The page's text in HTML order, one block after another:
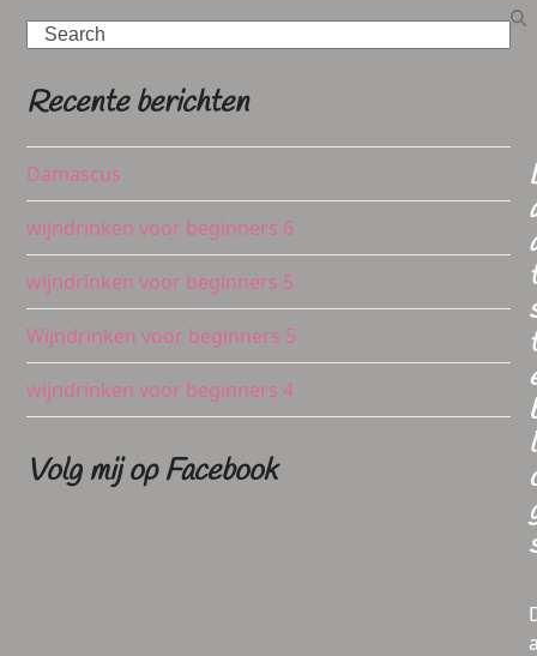
Search
Recente berichten
Damascus
wijndrinken voor beginners 6
wijndrinken voor beginners 5
Wijndrinken voor beginners 5
wijndrinken voor beginners 4
Volg mij op Facebook
t
t
l